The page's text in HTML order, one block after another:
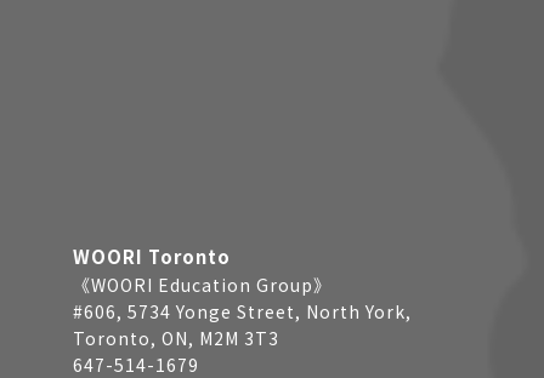
WOORI Toronto
《WOORI Education Group》
#606, 5734 Yonge Street, North York,
Toronto, ON, M2M 3T3
647-514-1679